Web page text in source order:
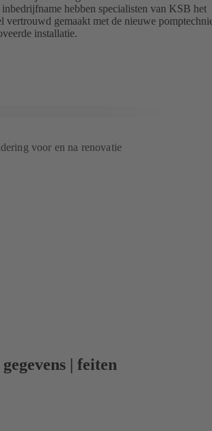
inbedrijfname hebben specialisten van KSB het
vertrouwd gemaakt met de nieuwe
installatie.
voor en na renovatie
| feiten